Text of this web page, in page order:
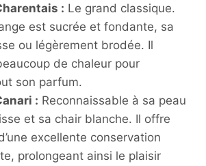
: Le grand classique.
est sucrée et fondante, sa
ou légèrement brodée. Il
de chaleur pour
son parfum.
: Reconnaissable à sa peau
et sa chair blanche. Il offre
excellente conservation
prolongeant ainsi le plaisir